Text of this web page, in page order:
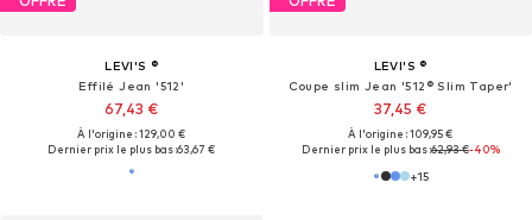
LEVI'S ®
Effilé Jean '512'
67,43 €
À l'origine : 129,00 €
Dernier prix le plus bas :63,67 €
LEVI'S ®
Coupe slim Jean '512® Slim Taper'
37,45 €
À l'origine : 109,95 €
Dernier prix le plus bas :62,93 €-40%
+15